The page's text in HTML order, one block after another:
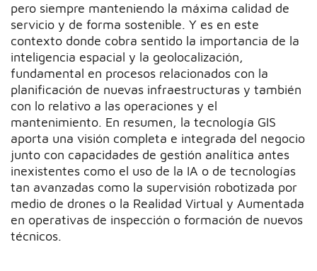
pero siempre manteniendo la máxima calidad de
servicio y de forma sostenible. Y es en este
contexto donde cobra sentido la importancia de la
inteligencia espacial y la geolocalización,
fundamental en procesos relacionados con la
planificación de nuevas infraestructuras y también
con lo relativo a las operaciones y el
mantenimiento. En resumen, la tecnología GIS
aporta una visión completa e integrada del negocio
junto con capacidades de gestión analítica antes
inexistentes como el uso de la IA o de tecnologías
tan avanzadas como la supervisión robotizada por
medio de drones o la Realidad Virtual y Aumentada
en operativas de inspección o formación de nuevos
técnicos.